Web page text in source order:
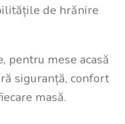
de hrănire
pentru mese acasă
siguranță, confort
masă.